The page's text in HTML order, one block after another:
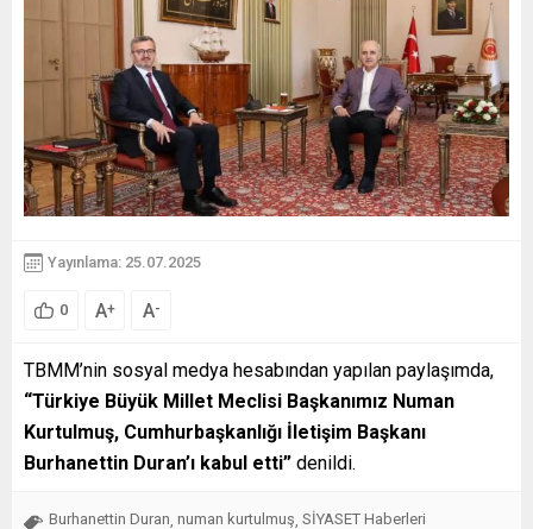
Yayınlama: 25.07.2025
0 A+ A-
TBMM’nin sosyal medya hesabından yapılan paylaşımda,
“Türkiye Büyük Millet Meclisi Başkanımız Numan
Kurtulmuş, Cumhurbaşkanlığı İletişim Başkanı
Burhanettin Duran’ı kabul etti” denildi.
Burhanettin Duran numan kurtulmuş SİYASET Haberleri